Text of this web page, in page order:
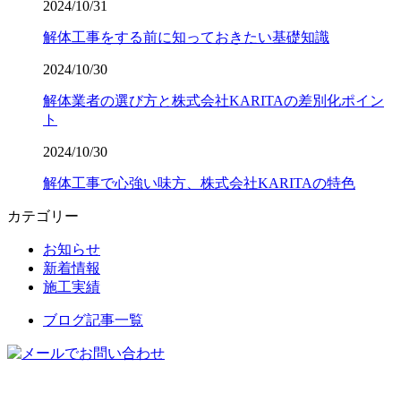
2024/10/31
解体工事をする前に知っておきたい基礎知識
2024/10/30
解体業者の選び方と株式会社KARITAの差別化ポイン
ト
2024/10/30
解体工事で心強い味方、株式会社KARITAの特色
カテゴリー
お知らせ
新着情報
施工実績
ブログ記事一覧